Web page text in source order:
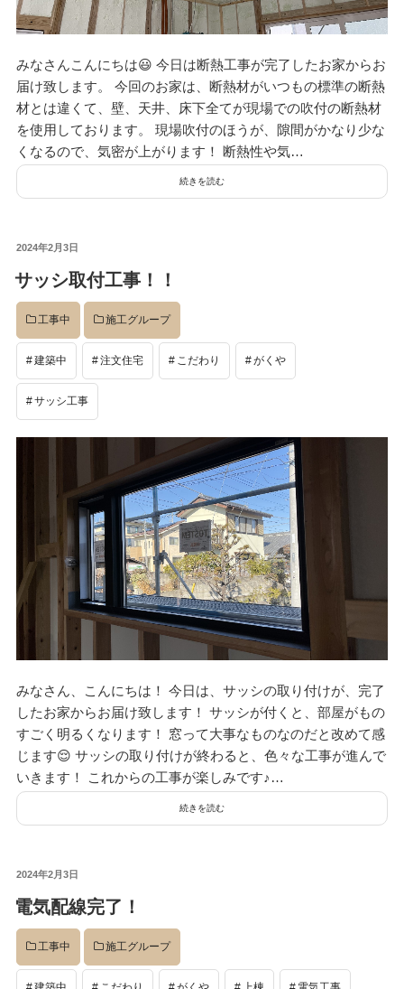
みなさんこんにちは😃 今日は断熱工事が完了したお家からお
届け致します。 今回のお家は、断熱材がいつもの標準の断熱
材とは違くて、壁、天井、床下全てが現場での吹付の断熱材
を使用しております。 現場吹付のほうが、隙間がかなり少な
くなるので、気密が上がります！ 断熱性や気…
続きを読む
投
日:
2024年2月3日
サッシ取付工事！！
工事中 施工グループ
建築中 注文住宅 こだわり がくや
サッシ工事
みなさん、こんにちは！ 今日は、サッシの取り付けが、完了
したお家からお届け致します！ サッシが付くと、部屋がもの
すごく明るくなります！ 窓って大事なものなのだと改めて感
じます😌 サッシの取り付けが終わると、色々な工事が進んで
いきます！ これからの工事が楽しみです♪…
続きを読む
投
日:
2024年2月3日
電気配線完了！
工事中 施工グループ